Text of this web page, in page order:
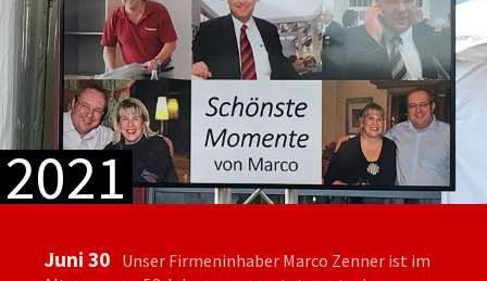
2021
Juni 30 Unser Firmeninhaber Marco Zenner ist im